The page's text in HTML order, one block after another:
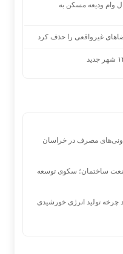
از ۲۲۰۰ میلیارد ریال وام ودیعه مسکن به
غیرواقعی را حذف کرد
مصرف در خراسان
ساختمان؛ سکوی توسعه
البرز ۱۰۰ روستا وارد چرخه تولید انرژی خورشیدی